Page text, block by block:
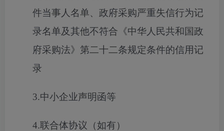
件当事人名单、政府采购严重失信行为记
录名单及其他不符合《中华人民共和国政
府采购法》第二十二条规定条件的信用记
录
3.中小企业声明函等
4.联合体协议（如有）